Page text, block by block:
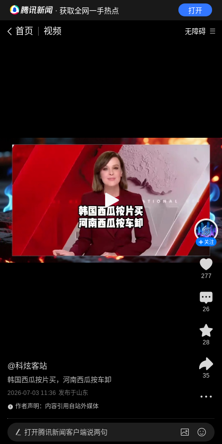
· 获取全网一手热点 打开
首页 视频 无障碍
@科炫客站
韩国西瓜按片买，河南西瓜按车卸
2026-07-03 11:36 发布于山东
作者声明：内容引用自站外媒体
关注
277
26
28
35
打开腾讯新闻客户端说两句